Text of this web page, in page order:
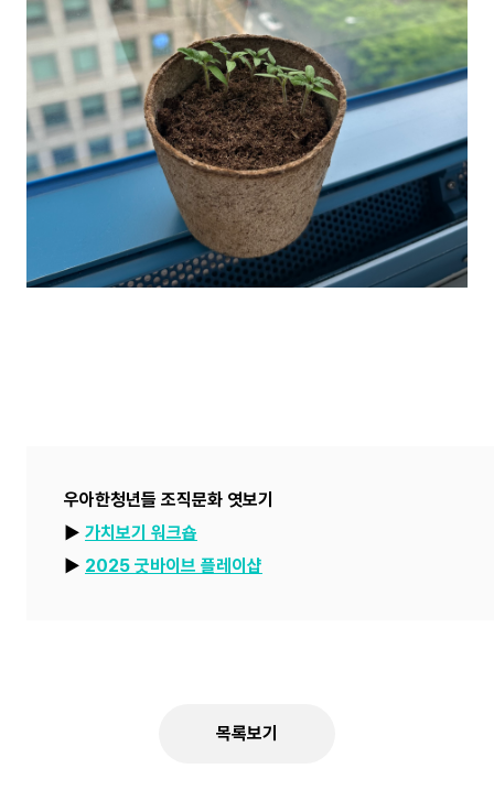
우아한청년들 조직문화 엿보기
▶︎ 가치보기 워크숍
▶︎ 2025 굿바이브 플레이샵
목록보기